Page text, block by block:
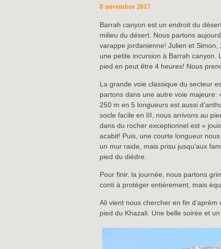
8 novembre 2017
Barrah canyon est un endroit du
milieu du désert. Nous partons
varappe jordanienne! Julien et
une petite incursion à Barrah canyon.
pied en peut être 4 heures! Nous
La grande voie classique du secteur
partons dans une autre voie
250 m en 5 longueurs est aussi
socle facile en III, nous arrivons au
dans du rocher exceptionnel est «
acabit! Puis, une courte longueur
un mur raide, mais prisu jusqu’aux
pied du dièdre.
Pour finir, la journée, nous partons
conti à protéger entièrement, mais
Ali vient nous chercher en fin
pied du Khazali. Une belle soirée et